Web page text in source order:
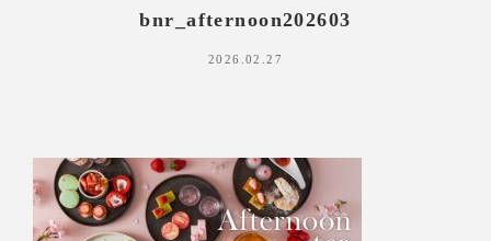
bnr_afternoon202603
2026.02.27